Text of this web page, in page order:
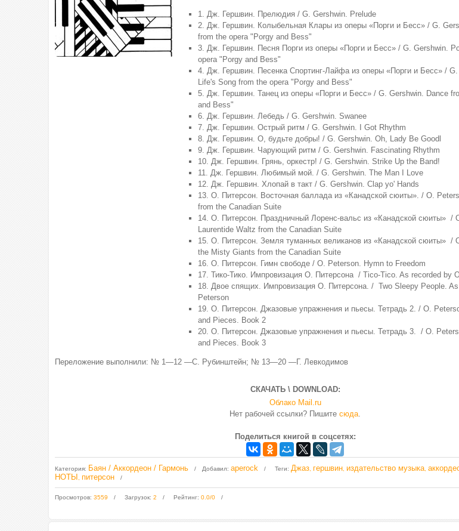
1. Дж. Гершвин. Прелюдия / G. Gershwin. Prelude
2. Дж. Гершвин. Колыбельная Клары из оперы «Порги и Бесс» / G.
from the opera "Porgy and Bess"
3. Дж. Гершвин. Песня Порги из оперы «Порги и Бесс» / G. Gershwin.
opera "Porgy and Bess"
4. Дж. Гершвин. Песенка Спортинг-Лайфа из оперы «Порги и Бесс» /
Life's Song from the opera "Porgy and Bess"
5. Дж. Гершвин. Танец из оперы «Порги и Бесс» / G. Gershwin. Dance
and Bess"
6. Дж. Гершвин. Лебедь / G. Gershwin. Swanee
7. Дж. Гершвин. Острый ритм / G. Gershwin. I Got Rhythm
8. Дж. Гершвин. О, будьте добры! / G. Gershwin. Oh, Lady Be Goodl
9. Дж. Гершвин. Чарующий ритм / G. Gershwin. Fascinating Rhythm
10. Дж. Гершвин. Грянь, оркестр! / G. Gershwin. Strike Up the Band!
11. Дж. Гершвин. Любимый мой. / G. Gershwin. The Man I Love
12. Дж. Гершвин. Хлопай в такт / G. Gershwin. Clap уо' Hands
13. О. Питерсон. Восточная баллада из «Канадской сюиты». / О.
from the Canadian Suite
14. О. Питерсон. Праздничный Лоренс-вальс из «Канадской сюиты» /
Laurentide Waltz from the Canadian Suite
15. О. Питерсон. Земля туманных великанов из «Канадской сюиты» /
the Misty Giants from the Canadian Suite
16. О. Питерсон. Гимн свободе / О. Peterson. Hymn to Freedom
17. Тико-Тико. Импровизация О. Питерсона / Tico-Tico. As recorded by
18. Двое спящих. Импровизация О. Питерсона. / Two Sleepy People.
Peterson
19. О. Питерсон. Джазовые упражнения и пьесы. Тетрадь 2. / О.
and Pieces. Book 2
20. О. Питерсон. Джазовые упражнения и пьесы. Тетрадь 3. / О.
and Pieces. Book 3
Переложение выполнили: № 1—12 —С. Рубинштейн; № 13—20 —Г. Левкодимов
СКАЧАТЬ \ DOWNLOAD:
Облако Mail.ru
Нет рабочей ссылки? Пишите сюда.
Поделиться книгой в соцсетях:
Категория: Баян / Аккордеон / Гармонь Добавил: aperock Теги: Джаз гершвин издательство музыка
НОТЫ питерсон
Просмотров: 3559 Загрузок: 2 Рейтинг: 0.0/0